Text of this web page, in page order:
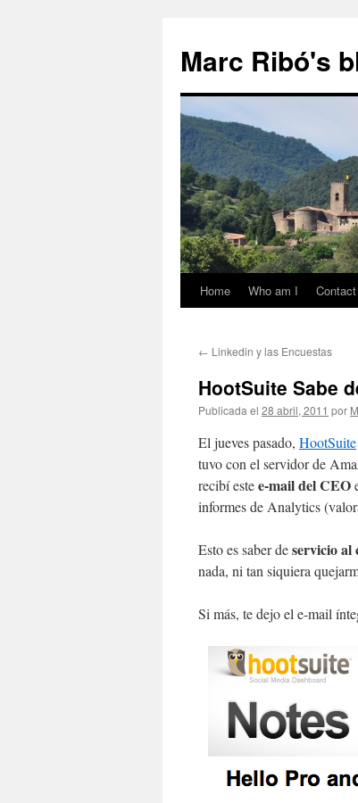
Marc Ribó's
Saltar
contenido
Home Who am I Contact
← Linkedin y las Encuestas
HootSuite Sabe
Publicada el 28 abril, 2011 por
El jueves pasado, HootSuite
tuvo con el servidor de
recibí estee-mail del CEO
informes de Analytics
Esto es saber deservicio al
nada, ni tan siquiera
Si más, te dejo el e-mail